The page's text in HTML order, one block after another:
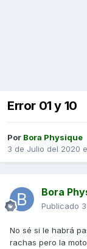
Error 01 y 10
Por Bora Physique
3 de Julio del 2020
Bora
Publicado
No sé si le habrá
rachas pero la